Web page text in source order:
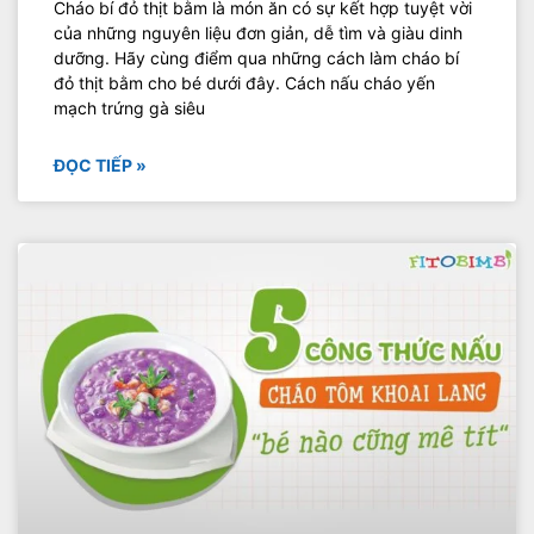
Cháo bí đỏ thịt bằm là món ăn có sự kết hợp tuyệt vời
của những nguyên liệu đơn giản, dễ tìm và giàu dinh
dưỡng. Hãy cùng điểm qua những cách làm cháo bí
đỏ thịt bằm cho bé dưới đây. Cách nấu cháo yến
mạch trứng gà siêu
ĐỌC TIẾP »